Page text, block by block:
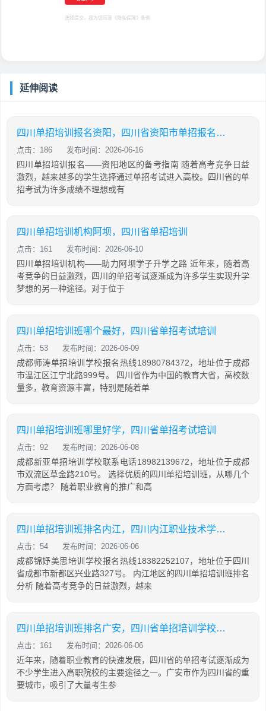
选择提交，视为您同意 《隐私保障》 条例
延伸阅读
四川单招培训报名资阳，四川省资阳市单招报名入口
点击：186 发布时间：2026-06-16
四川单招培训报名——资阳地区的备考指南 随着高考竞争日益
激烈，越来越多的学生选择通过单招考试进入高校。四川省的单
招考试为许多成绩不理想或有
四川单招培训机构阿坝，四川省单招培训
点击：161 发布时间：2026-06-10
四川单招培训机构——助力阿坝学子升学之路 近年来，随着高
考竞争的日益激烈，四川的单招考试逐渐成为许多学生实现升学
梦想的另一种途径。对于位于
四川单招培训班哪个最好，四川省单招考试培训
点击：53 发布时间：2026-06-09
成都师涛单招培训学校报名热线18980784372，地址位于成都
市温江区江宁北路999号。 四川省作为中国的教育大省，高校数
量多，教育资源丰富，特别是随着单
四川单招培训班哪里好学，四川省单招考试培训
点击：92 发布时间：2026-06-08
成都新亚单招培训学校联系电话18982139672，地址位于成都
市双流区草金路210号。 选择优质的四川单招培训班，从哪几个
方面考虑？ 随着职业教育的推广和高
四川单招培训班排名内江，四川内江职业技术学校单招
点击：54 发布时间：2026-06-06
成都锦妤美思培训学校报名热线18382252107，地址位于四川
省成都市新都区兴业路327号。 内江地区的四川单招培训班排名
分析 随着高考竞争的日益激烈，越来
四川单招培训班排名广安，四川省单招培训学校排名
点击：161 发布时间：2026-06-06
近年来，随着职业教育的快速发展，四川省的单招考试逐渐成为
不少学生进入高职院校的主要途径之一。广安市作为四川省的重
要城市，吸引了大量考生参